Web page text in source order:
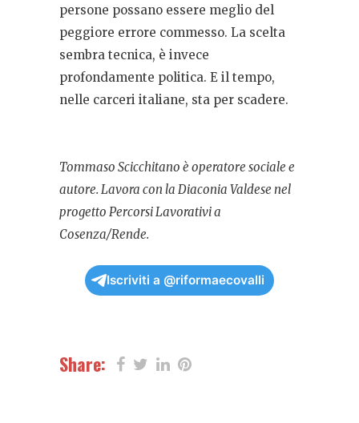
persone possano essere meglio del
peggiore errore commesso. La scelta
sembra tecnica, è invece
profondamente politica. E il tempo,
nelle carceri italiane, sta per scadere.
Tommaso Scicchitano è operatore sociale e
autore. Lavora con la Diaconia Valdese nel
progetto Percorsi Lavorativi a
Cosenza/Rende.
Iscriviti a @riformaecovalli
Share: